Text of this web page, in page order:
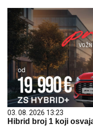
03. 08. 2026 13:23
Hibrid broj 1 koji